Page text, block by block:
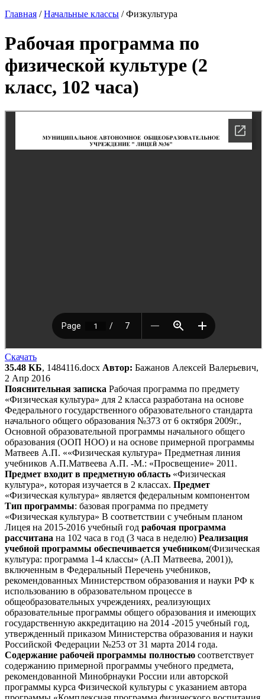
Главная /Начальные классы /Физкультура
Рабочая программа по
физической культуре (2
класс, 102 часа)
Скачать
35.48 КБ, 1484116.docx Автор: Бажанов Алексей Валерьевич,
2 Апр 2016
Пояснительная записка Рабочая программа по предмету
«Физическая культура» для 2 класса разработана на основе
Федерального государственного образовательного стандарта
начального общего образования №373 от 6 октября 2009г.,
Основной образовательной программы начального общего
образования (ООП НОО) и на основе примерной программы
Матвеев А.П. ««Физическая культура» Предметная линия
учебников А.П.Матвеева А.П. -М.: «Просвещение» 2011.
Предмет входит в предметную область «Физическая
культура», которая изучается в 2 классах. Предмет
«Физическая культура» является федеральным компонентом
Тип программы: базовая программа по предмету
«Физическая культура» В соответствии с учебным планом
Лицея на 2015-2016 учебный год рабочая программа
рассчитана на 102 часа в год (3 часа в неделю) Реализация
учебной программы обеспечивается учебником(Физическая
культура: программа 1-4 классы» (А.П Матвеева, 2001)),
включенным в Федеральный Перечень учебников,
рекомендованных Министерством образования и науки РФ к
использованию в образовательном процессе в
общеобразовательных учреждениях, реализующих
образовательные программы общего образования и имеющих
государственную аккредитацию на 2014 -2015 учебный год,
утвержденный приказом Министерства образования и науки
Российской Федерации №253 от 31 марта 2014 года.
Содержание рабочей программы полностью соответствует
содержанию примерной программы учебного предмета,
рекомендованной Минобрнауки России или авторской
программы курса Физической культуры с указанием автора